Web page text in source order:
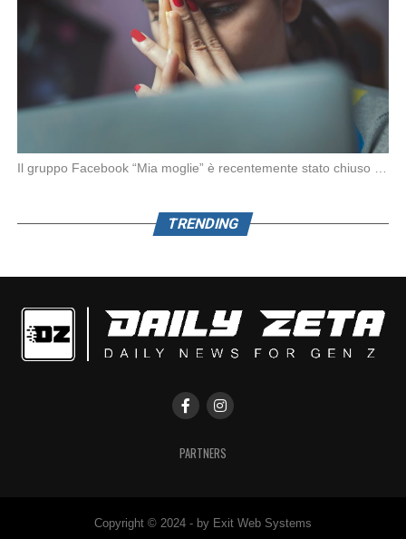
TRENDING
PARTNERS
Copyright © 2024 - by Exit Web Systems